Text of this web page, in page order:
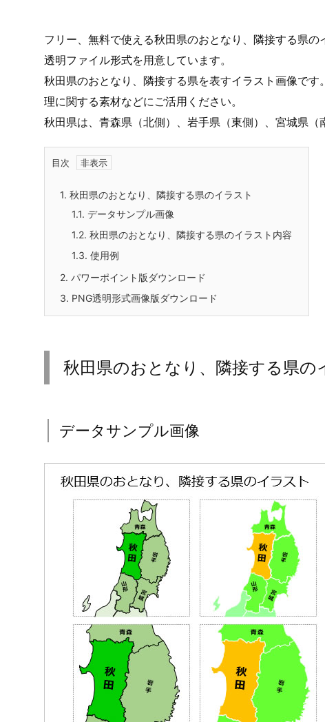
フリー、無料で使える秋田県のおとなり、隣接する県
透明ファイル形式を用意しています。
秋田県のおとなり、隣接する県を表すイラスト画像で
理に関する素材などにご活用ください。
秋田県は、青森県（北側）、岩手県（東側）、宮城県（
目次
1. 秋田県のおとなり、隣接する県のイラスト
1.1. データサンプル画像
1.2. 秋田県のおとなり、隣接する県のイラスト内容
1.3. 使用例
2. パワーポイント版ダウンロード
3. PNG透明形式画像版ダウンロード
秋田県のおとなり、隣接する県の
データサンプル画像